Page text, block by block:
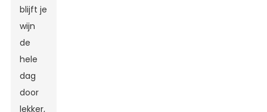
blijft je
wijn
de
hele
dag
door
lekker,